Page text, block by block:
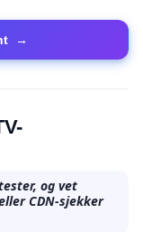
→
og vet
CDN-sjekker